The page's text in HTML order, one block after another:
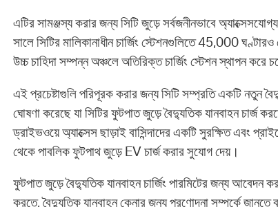
এটির সামঞ্জস্য করার জন্য সিটি জুড়ে সর্বজনীনভাবে
সালে সিটির মালিকানাধীন চার্জিং স্টেশনগুলিতে 45,000
উচ্চ চাহিদা সম্পন্ন অঞ্চলে অতিরিক্ত চার্জিং স্টেশন স্থাপন করে
এই প্রচেষ্টাগুলি পরিপূরক করার জন্য সিটি সম্প্রতি একটি নতুন
ঘোষণা করেছে যা সিটির ফুটপাত জুড়ে বৈদ্যুতিক যানবাহন চার্জ
ড্রাইভওয়ে অ্যাক্সেস ছাড়াই বাসিন্দাদের একটি সুরক্ষিত এবং
থেকে পাবলিক ফুটপাথ জুড়ে EV চার্জ করার সুযোগ দেয়।
ফুটপাত জুড়ে বৈদ্যুতিক যানবাহন চার্জিং পারমিটের জন্য আবেদন
করতে, বৈদ্যুতিক যানবাহন কেনার জন্য প্রণোদনা সম্পর্কে জানতে বা